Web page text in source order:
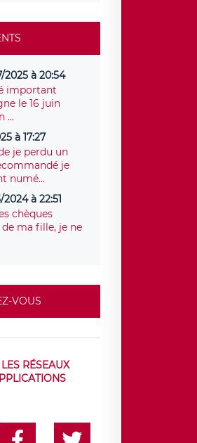
2025 à 20:54
important
le 16 juin
...
à 17:27
je perdu un
je
numé...
à 22:51
chèques
ma fille, je ne
VOUS
RÉSEAUX